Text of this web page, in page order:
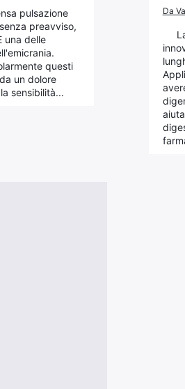
pulsazione
preavviso,
una delle
questi
un dolore
sensibilità...
Da